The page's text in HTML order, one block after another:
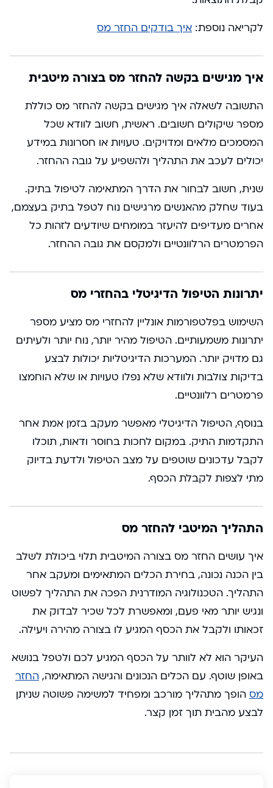
לקריאה נוספת: איך בודקים החזר מס
איך מגישים בקשה להחזר מס בצורה מיטבית
התשובה לשאלה איך מגישים בקשה להחזר מס כוללת
מספר שיקולים חשובים. ראשית, חשוב לוודא שכל
המסמכים מלאים ומדויקים. טעויות או חסרונות במידע
יכולים לעכב את התהליך ולהשפיע על גובה ההחזר.
שנית, חשוב לבחור את הדרך המתאימה לטיפול בתיק.
בעוד שחלק מהאנשים מרגישים נוח לטפל בתיק בעצמם,
אחרים מעדיפים להיעזר במומחים שיודעים לזהות כל
הפרמטרים הרלוונטיים ולמקסם את גובה ההחזר.
יתרונות הטיפול הדיגיטלי בהחזרי מס
השימוש בפלטפורמות אונליין להחזרי מס מציע מספר
יתרונות משמעותיים. הטיפול מהיר יותר, נוח יותר ולעיתים
גם מדויק יותר. המערכות הדיגיטליות יכולות לבצע
בדיקות צולבות ולוודא שלא נפלו טעויות או שלא הוחמצו
פרמטרים רלוונטיים.
בנוסף, הטיפול הדיגיטלי מאפשר מעקב בזמן אמת אחר
התקדמות התיק. במקום לחכות בחוסר ודאות, תוכלו
לקבל עדכונים שוטפים על מצב הטיפול ולדעת בדיוק
מתי לצפות לקבלת הכסף.
התהליך המיטבי להחזר מס
איך עושים החזר מס בצורה המיטבית תלוי ביכולת לשלב
בין הכנה נכונה, בחירת הכלים המתאימים ומעקב אחר
התהליך. הטכנולוגיה המודרנית הפכה את התהליך לפשוט
ונגיש יותר מאי פעם, ומאפשרת לכל שכיר לבדוק את
זכאותו ולקבל את הכסף המגיע לו בצורה מהירה ויעילה.
העיקר הוא לא לוותר על הכסף המגיע לכם ולטפל בנושא
באופן שוטף. עם הכלים הנכונים והגישה המתאימה, החזר
מס הופך מתהליך מורכב ומפחיד למשימה פשוטה שניתן
לבצע מהבית תוך זמן קצר.